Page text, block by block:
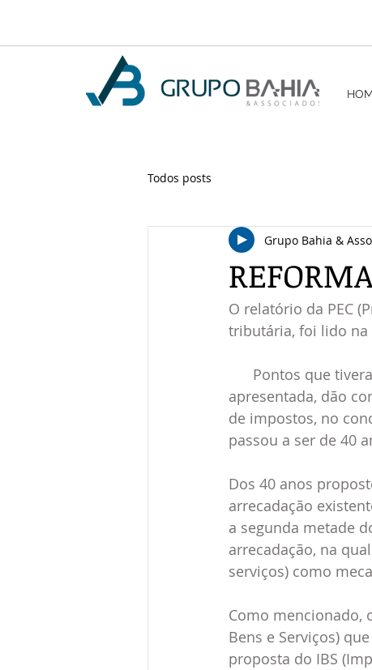
Todos posts
Grupo Bahia &
O relatório da PEC
tributária, foi lido na
apresentada, dão
de impostos, no
passou a ser de 40
Dos 40 anos
arrecadação
a segunda metade
arrecadação, na
serviços) como
Como mencionado,
Bens e Serviços)
proposta do IBS